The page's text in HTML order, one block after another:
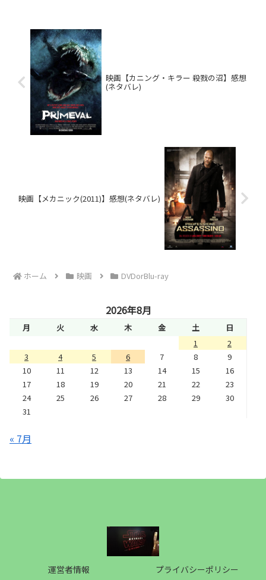
映画【カニング・キラー 殺戮の沼】感想
(ネタバレ)
映画【メカニック(2011)】感想(ネタバレ)
ホーム 映画 DVDorBlu-ray
2026年8月
月 火 水 木 金 土
日
1
2
3
4 5 6 7 8
9
10
11 12 13 14 15
16
17
18 19 20 21 22
23
24
25 26 27 28 29
30
31
« 7月
運営者情報 プライバシーポリシー